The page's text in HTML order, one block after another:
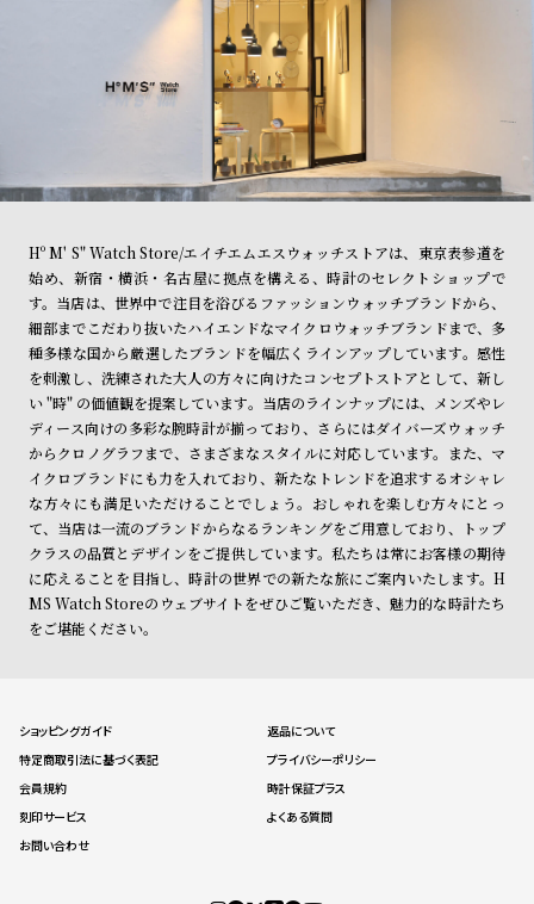
Hº M' S" Watch Store/エイチエムエスウォッチストアは、東京表参道を
始め、新宿・横浜・名古屋に拠点を構える、時計のセレクトショップで
す。当店は、世界中で注目を浴びるファッションウォッチブランドから、
細部までこだわり抜いたハイエンドなマイクロウォッチブランドまで、多
種多様な国から厳選したブランドを幅広くラインアップしています。感性
を刺激し、洗練された大人の方々に向けたコンセプトストアとして、新し
い "時" の価値観を提案しています。当店のラインナップには、メンズやレ
ディース向けの多彩な腕時計が揃っており、さらにはダイバーズウォッチ
からクロノグラフまで、さまざまなスタイルに対応しています。また、マ
イクロブランドにも力を入れており、新たなトレンドを追求するオシャレ
な方々にも満足いただけることでしょう。おしゃれを楽しむ方々にとっ
て、当店は一流のブランドからなるランキングをご用意しており、トップ
クラスの品質とデザインをご提供しています。私たちは常にお客様の期待
に応えることを目指し、時計の世界での新たな旅にご案内いたします。H
MS Watch Storeのウェブサイトをぜひご覧いただき、魅力的な時計たち
をご堪能ください。
ショッピングガイド
返品について
特定商取引法に基づく表記
プライバシーポリシー
会員規約
時計保証プラス
刻印サービス
よくある質問
お問い合わせ